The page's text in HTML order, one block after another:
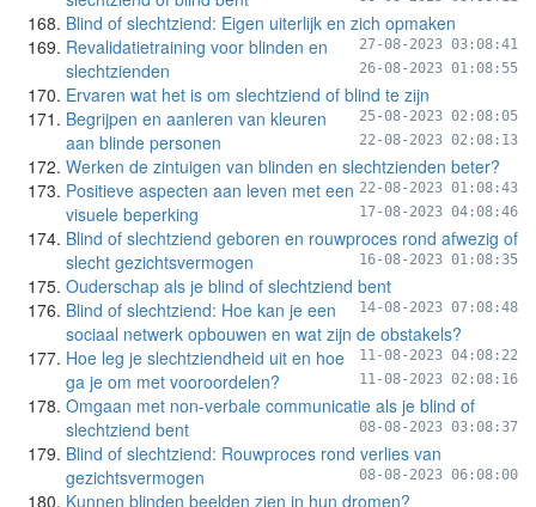
Blind of slechtziend: Eigen uiterlijk en zich opmaken
27-08-2023 03:08:41
Revalidatietraining voor blinden en
slechtzienden
26-08-2023 01:08:55
Ervaren wat het is om slechtziend of blind te zijn
25-08-2023 02:08:05
Begrijpen en aanleren van kleuren
aan blinde personen
22-08-2023 02:08:13
Werken de zintuigen van blinden en slechtzienden beter?
22-08-2023 01:08:43
Positieve aspecten aan leven met een
visuele beperking
17-08-2023 04:08:46
Blind of slechtziend geboren en rouwproces rond afwezig of
slecht gezichtsvermogen
16-08-2023 01:08:35
Ouderschap als je blind of slechtziend bent
14-08-2023 07:08:48
Blind of slechtziend: Hoe kan je een
sociaal netwerk opbouwen en wat zijn de obstakels?
11-08-2023 04:08:22
Hoe leg je slechtziendheid uit en hoe
ga je om met vooroordelen?
11-08-2023 02:08:16
Omgaan met non-verbale communicatie als je blind of
slechtziend bent
08-08-2023 03:08:37
Blind of slechtziend: Rouwproces rond verlies van
gezichtsvermogen
08-08-2023 06:08:00
Kunnen blinden beelden zien in hun dromen?